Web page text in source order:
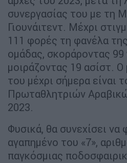
συνεργασίας του με τη
Γιουνάιτεντ. Μέχρι
111 φορές τη φανέλα
ομάδας, σκοράροντας 99
μοιράζοντας 19 ασίστ. Ο
του μέχρι σήμερα είναι
Πρωταθλητριών
2023.
Φυσικά, θα συνεχίσει να
αγαπημένο του «7»,
παγκόσμιας